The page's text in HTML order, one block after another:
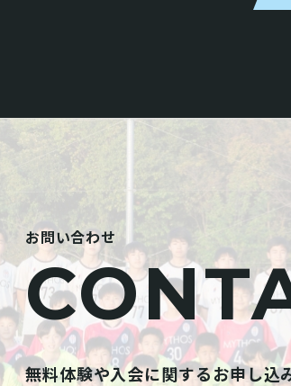
お問い合わせ
無料体験や入会に関するお申し込